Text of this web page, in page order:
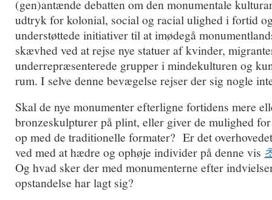
(gen)antænde debatten om den monumentale
udtryk for kolonial, social og racial ulighed i fortid
understøttede initiativer til at imødegå
skævhed ved at rejse nye statuer af kvinder,
underrepræsenterede grupper i mindekulturen og
rum. I selve denne bevægelse rejser der sig nogle
Skal de nye monumenter efterligne fortidens mere
bronzeskulpturer på plint, eller giver de mulighed
op med de traditionelle formater? Er det
ved med at hædre og ophøje individer på denne vis
Og hvad sker der med monumenterne efter
opstandelse har lagt sig?